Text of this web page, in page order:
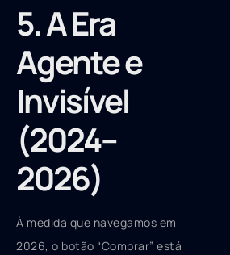
5. A Era
Agente e
Invisível
(2024–
2026)
À medida que navegamos em
2026, o botão “Comprar” está